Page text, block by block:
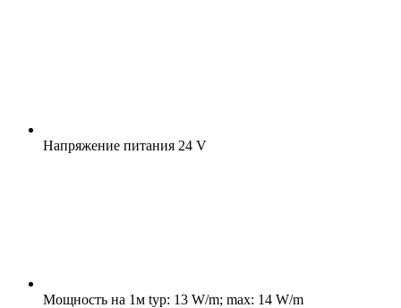
Напряжение питания 24 V
Мощность на 1м typ: 13 W/m; max: 14 W/m